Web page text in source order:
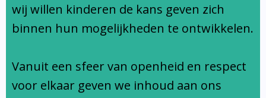
Ondersteuningsprofiel
wij willen kinderen de kans geven zich
binnen hun mogelijkheden te ontwikkelen.
Vanuit een sfeer van openheid en respect
voor elkaar geven we inhoud aan ons